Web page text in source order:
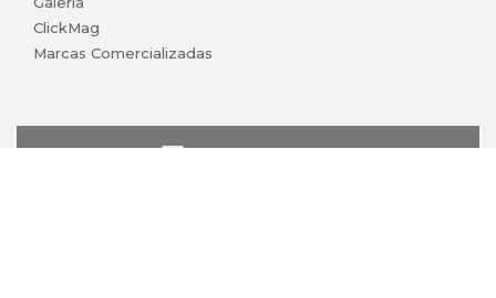
ClickMag
Marcas Comercializadas